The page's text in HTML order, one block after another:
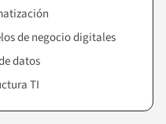
de negocio digitales
datos
TI